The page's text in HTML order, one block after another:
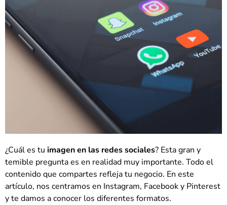
¿Cuál es tu imagen en las redes sociales? Esta gran y
temible pregunta es en realidad muy importante. Todo el
contenido que compartes refleja tu negocio. En este
artículo, nos centramos en Instagram, Facebook y Pinterest
y te damos a conocer los diferentes formatos.